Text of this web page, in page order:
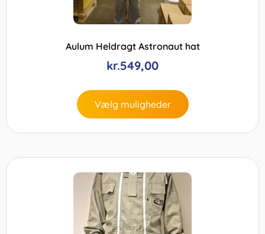
Aulum Heldragt Astronaut hat
kr.549,00
Vælg muligheder